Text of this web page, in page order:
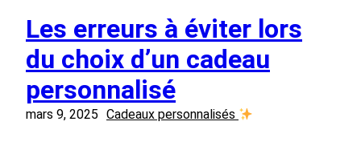
Les erreurs à éviter lors
du choix d’un cadeau
personnalisé
mars 9, 2025 Cadeaux personnalisés